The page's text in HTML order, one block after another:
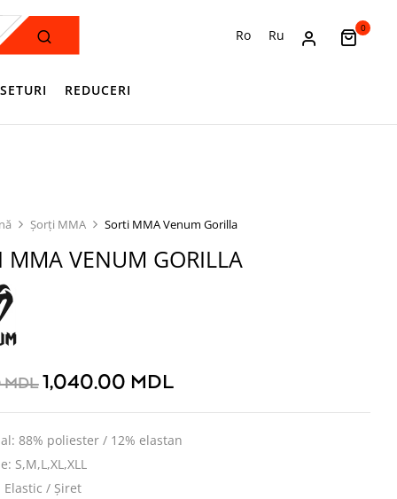
Ro Ru 0
SETURI REDUCERI
Șorți MMA Sorti MMA Venum Gorilla
MMA VENUM GORILLA
MDL 1,040.00 MDL
88% poliester / 12% elastan
S,M,L,XL,XLL
Elastic / Șiret